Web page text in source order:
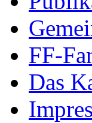
FF-
Das